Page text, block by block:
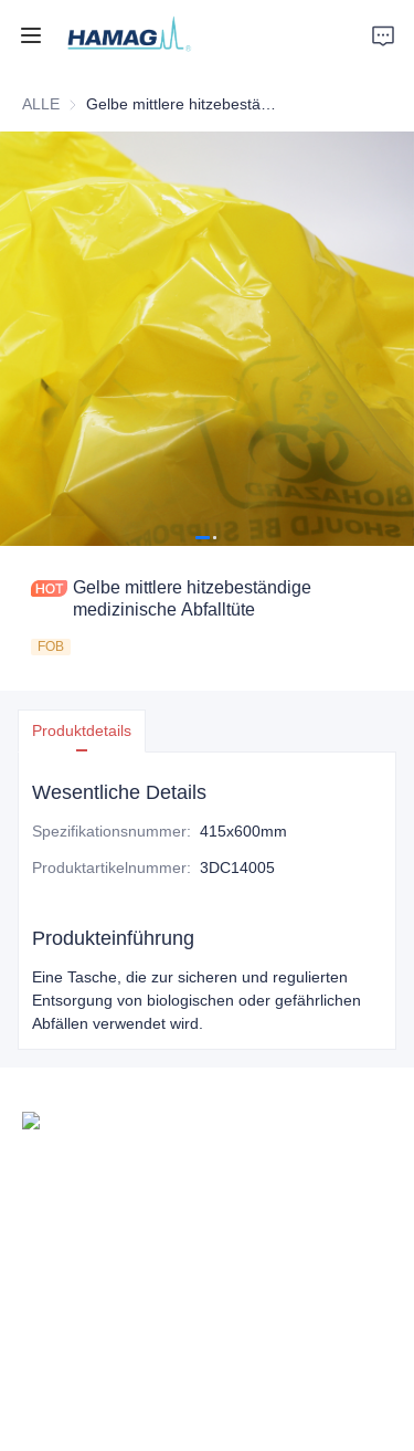
ALLE
Gelbe mittlere hitzebeständige
medizinische Abfalltüte
FOB
Produktdetails
Wesentliche Details
Spezifikationsnummer: 415x600mm
Produktartikelnummer: 3DC14005
Produkteinführung
Eine Tasche, die zur sicheren und regulierten
Entsorgung von biologischen oder gefährlichen
Abfällen verwendet wird.
Startseite
Über uns
Produkte